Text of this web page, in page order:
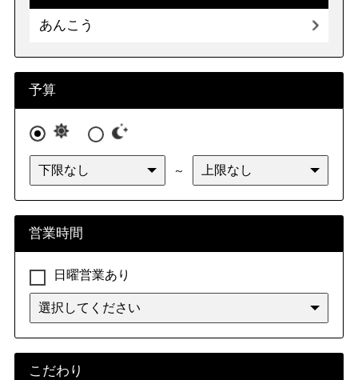
四国 高知県
九州・沖縄 福岡県 佐賀県 長崎県 熊本県
大分県 宮崎県 鹿児島県
沖縄県
あんこう
予算
～
営業時間
日曜営業あり
こだわり